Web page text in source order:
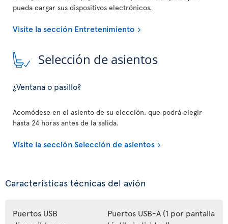
pueda cargar sus dispositivos electrónicos.
Visite la sección Entretenimiento
Selección de asientos
¿Ventana o pasillo?
Acomódese en el asiento de su elección, que podrá elegir
hasta 24 horas antes de la salida.
Visite la sección Selección de asientos
Características técnicas del avión
Puertos USB
Puertos USB-A (1 por pantalla